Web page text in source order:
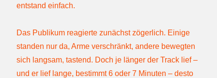
entstand einfach.
Das Publikum reagierte zunächst zögerlich. Einige
standen nur da, Arme verschränkt, andere bewegten
sich langsam, tastend. Doch je länger der Track lief –
und er lief lange, bestimmt 6 oder 7 Minuten – desto